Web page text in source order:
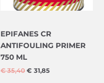
EPIFANES CR
ANTIFOULING PRIMER
750 ML
€35,40€ 31,85